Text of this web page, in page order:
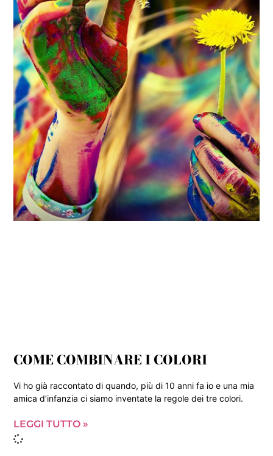
COME COMBINARE I COLORI
Vi ho già raccontato di quando, più di 10 anni fa io e una mia
amica d’infanzia ci siamo inventate la regole dei tre colori.
LEGGI TUTTO »